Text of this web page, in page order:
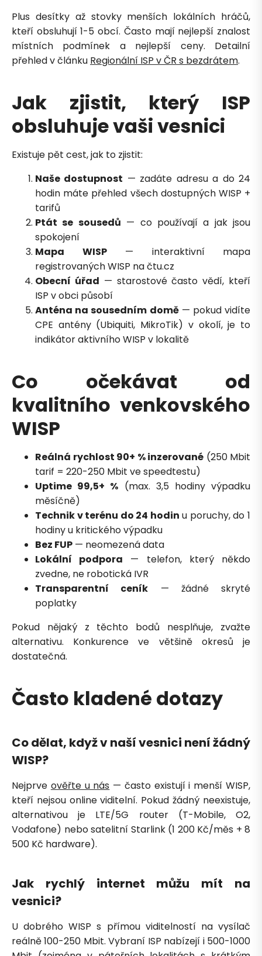
Plus desítky až stovky menších lokálních hráčů,
kteří obsluhují 1-5 obcí. Často mají nejlepší znalost
místních podmínek a nejlepší ceny. Detailní
přehled v článku Regionální ISP v ČR s bezdrátem.
Jak zjistit, který ISP
obsluhuje vaši vesnici
Existuje pět cest, jak to zjistit:
Naše dostupnost — zadáte adresu a do 24
hodin máte přehled všech dostupných WISP +
tarifů
Ptát se sousedů — co používají a jak jsou
spokojení
Mapa WISP— interaktivní mapa
registrovaných WISP na čtu.cz
Obecní úřad — starostové často vědí, kteří
ISP v obci působí
Anténa na sousedním domě— pokud vidíte
CPE antény (Ubiquiti, MikroTik) v okolí, je to
indikátor aktivního WISP v lokalitě
Co očekávat od
kvalitního venkovského
WISP
Reálná rychlost 90+ % inzerované (250 Mbit
tarif = 220-250 Mbit ve speedtestu)
Uptime 99,5+ % (max. 3,5 hodiny výpadku
měsíčně)
Technik v terénu do 24 hodin u poruchy, do 1
hodiny u kritického výpadku
Bez FUP — neomezená data
Lokální podpora — telefon, který někdo
zvedne, ne robotická IVR
Transparentní ceník — žádné skryté
poplatky
Pokud nějaký z těchto bodů nesplňuje, zvažte
alternativu. Konkurence ve většině okresů je
dostatečná.
Často kladené dotazy
Co dělat, když v naší vesnici není žádný
WISP?
Nejprve ověřte u nás — často existují i menší WISP,
kteří nejsou online viditelní. Pokud žádný neexistuje,
alternativou je LTE/5G router (T-Mobile, O2,
Vodafone) nebo satelitní Starlink (1 200 Kč/měs + 8
500 Kč hardware).
Jak rychlý internet můžu mít na
vesnici?
U dobrého WISP s přímou viditelností na vysílač
reálně 100-250 Mbit. Vybraní ISP nabízejí i 500-1000
PN
Petra je online
Zavolejte mi zpět